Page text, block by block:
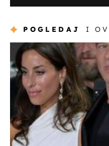
POGLEDAJ I